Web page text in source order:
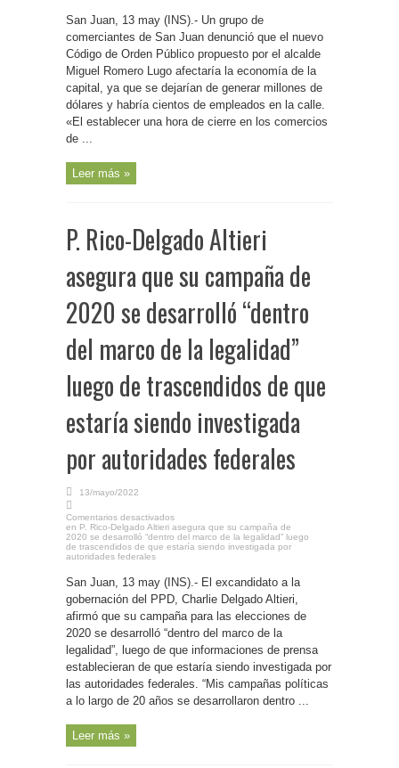
San Juan, 13 may (INS).- Un grupo de
comerciantes de San Juan denunció que el nuevo
Código de Orden Público propuesto por el alcalde
Miguel Romero Lugo afectaría la economía de la
capital, ya que se dejarían de generar millones de
dólares y habría cientos de empleados en la calle.
«El establecer una hora de cierre en los comercios
de ...
Leer más »
P. Rico-Delgado Altieri
asegura que su campaña de
2020 se desarrolló “dentro
del marco de la legalidad”
luego de trascendidos de que
estaría siendo investigada
por autoridades federales
13/mayo/2022
Comentarios desactivados
en P. Rico-Delgado Altieri asegura que su campaña de
2020 se desarrolló “dentro del marco de la legalidad” luego
de trascendidos de que estaría siendo investigada por
autoridades federales
San Juan, 13 may (INS).- El excandidato a la
gobernación del PPD, Charlie Delgado Altieri,
afirmó que su campaña para las elecciones de
2020 se desarrolló “dentro del marco de la
legalidad”, luego de que informaciones de prensa
establecieran de que estaría siendo investigada por
las autoridades federales. “Mis campañas políticas
a lo largo de 20 años se desarrollaron dentro ...
Leer más »